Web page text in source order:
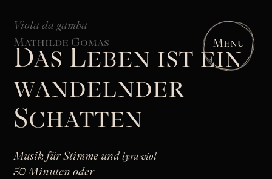
Viola da gamba
Mathilde Gomas
Menu
Das Leben ist ein
wandelnder
Schatten
Musik für Stimme undlyra viol
50 Minuten oder